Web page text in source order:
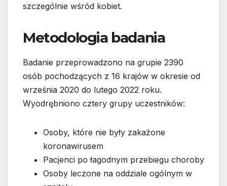
szczególnie wśród kobiet.
Metodologia badania
Badanie przeprowadzono na grupie 2390
osób pochodzących z 16 krajów w okresie od
września 2020 do lutego 2022 roku.
Wyodrębniono cztery grupy uczestników:
Osoby, które nie były zakażone
koronawirusem
Pacjenci po łagodnym przebiegu choroby
Osoby leczone na oddziale ogólnym w